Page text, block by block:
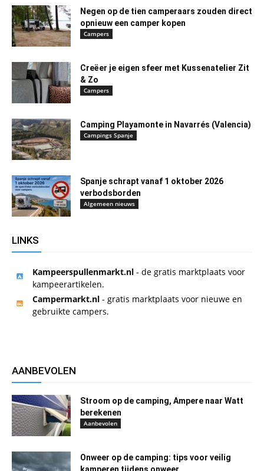
Negen op de tien camperaars zouden direct
opnieuw een camper kopen
Campers
Creëer je eigen sfeer met Kussenatelier Zit
& Zo
Campers
Camping Playamonte in Navarrés (Valencia)
Campings Spanje
Spanje schrapt vanaf 1 oktober 2026
verbodsborden
Algemeen nieuws
LINKS
Kampeerspullenmarkt.nl - de gratis marktplaats voor
kampeerartikelen.
Campermarkt.nl - gratis marktplaats voor nieuwe en
gebruikte campers.
AANBEVOLEN
Stroom op de camping, Ampere naar Watt
berekenen
Aanbevolen
Onweer op de camping: tips voor veilig